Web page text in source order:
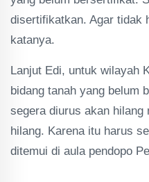
disertifikatkan. Agar tidak
katanya.
Lanjut Edi, untuk wilayah
bidang tanah yang belum
segera diurus akan hilang
hilang. Karena itu harus
ditemui di aula pendopo